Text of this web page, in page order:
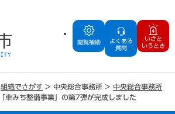
閲覧補助
よくある
質問
いざと
いうとき
組織でさがす > 中央総合事務所 > 中央総合事務所
「車みち整備事業」の第7弾が完成しました